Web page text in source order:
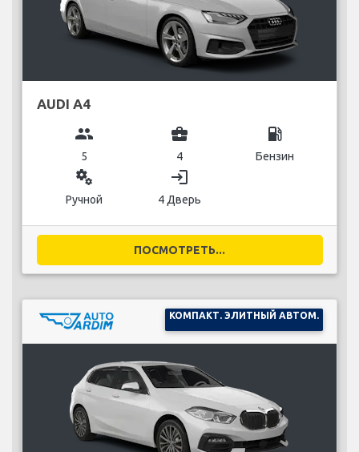
AUDI A4
group
5
business_center
4
local_gas_station
Бензин
miscellaneous_services
Ручной
login
4 Дверь
ПОСМОТРЕТЬ...
КОМПАКТ. ЭЛИТНЫЙ АВТОМ.